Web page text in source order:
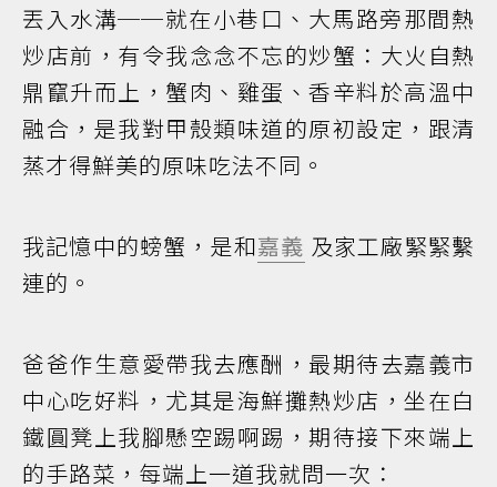
丟入水溝──就在小巷口、大馬路旁那間熱
炒店前，有令我念念不忘的炒蟹：大火自熱
鼎竄升而上，蟹肉、雞蛋、香辛料於高溫中
融合，是我對甲殼類味道的原初設定，跟清
蒸才得鮮美的原味吃法不同。
我記憶中的螃蟹，是和嘉義 及家工廠緊緊繫
連的。
爸爸作生意愛帶我去應酬，最期待去嘉義市
中心吃好料，尤其是海鮮攤熱炒店，坐在白
鐵圓凳上我腳懸空踢啊踢，期待接下來端上
的手路菜，每端上一道我就問一次：